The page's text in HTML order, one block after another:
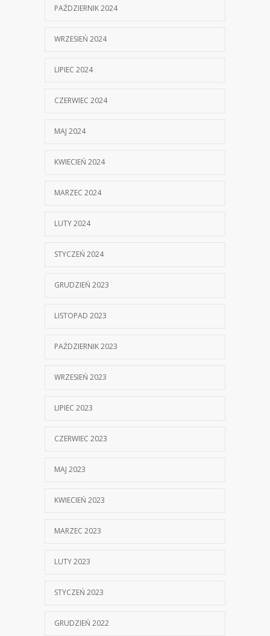
PAŹDZIERNIK 2024
WRZESIEŃ 2024
LIPIEC 2024
CZERWIEC 2024
MAJ 2024
KWIECIEŃ 2024
MARZEC 2024
LUTY 2024
STYCZEŃ 2024
GRUDZIEŃ 2023
LISTOPAD 2023
PAŹDZIERNIK 2023
WRZESIEŃ 2023
LIPIEC 2023
CZERWIEC 2023
MAJ 2023
KWIECIEŃ 2023
MARZEC 2023
LUTY 2023
STYCZEŃ 2023
GRUDZIEŃ 2022